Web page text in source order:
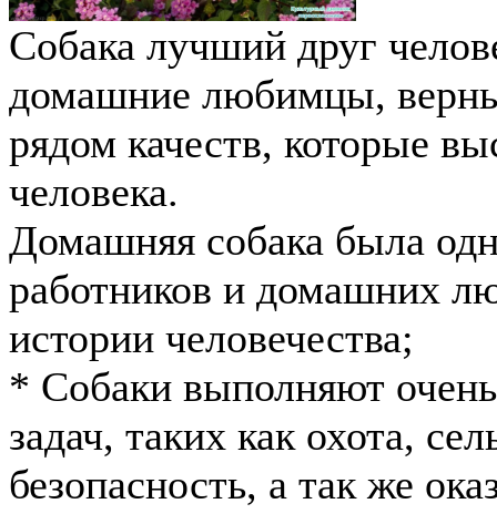
Собака лучший друг
домашние любимцы,
рядом качеств, которые
человека.
Домашняя собака была
работников и домашних
истории человечества;
* Собаки выполняют
задач, таких как охота,
безопасность, а так же